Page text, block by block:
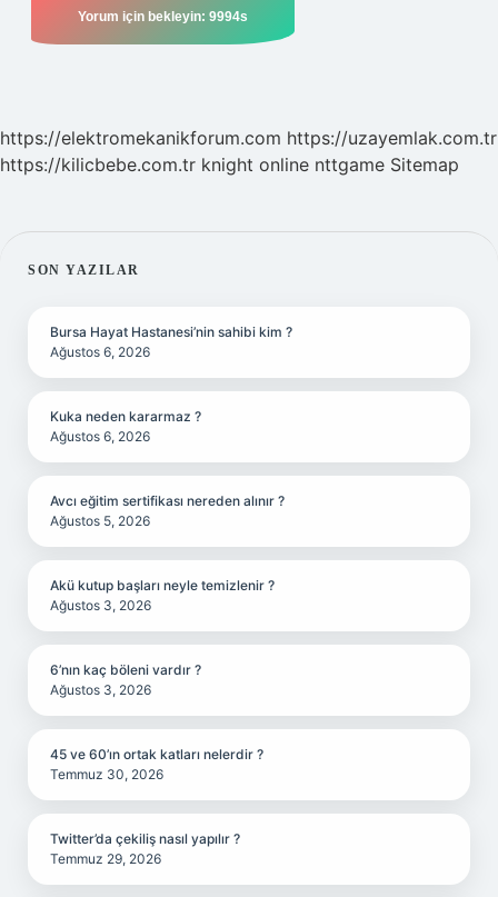
https://elektromekanikforum.com https://uzayemlak.com.tr
https://kilicbebe.com.tr knight online nttgame Sitemap
SIDEBAR
SON YAZILAR
Bursa Hayat Hastanesi’nin sahibi kim ?
Ağustos 6, 2026
Kuka neden kararmaz ?
Ağustos 6, 2026
Avcı eğitim sertifikası nereden alınır ?
Ağustos 5, 2026
Akü kutup başları neyle temizlenir ?
Ağustos 3, 2026
6’nın kaç böleni vardır ?
Ağustos 3, 2026
45 ve 60’ın ortak katları nelerdir ?
Temmuz 30, 2026
Twitter’da çekiliş nasıl yapılır ?
Temmuz 29, 2026